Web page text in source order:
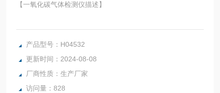
【一氧化碳气体检测仪描述】
该一氧化碳检测仪可探测一氧化碳的存在和检测百万分之1-10
00(PPM）之间的一氧化碳浓度。
1.通过液晶显示屏上显示PPM读数
2.通过蜂鸣提示
产品型号：H04532
更新时间：2024-08-08
厂商性质：生产厂家
访问量：828